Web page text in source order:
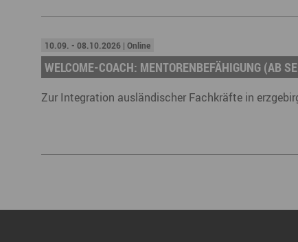
10.09. - 08.10.2026 | Online
WELCOME-COACH: MENTORENBEFÄHIGUNG (AB
Zur Integration ausländischer Fachkräfte in